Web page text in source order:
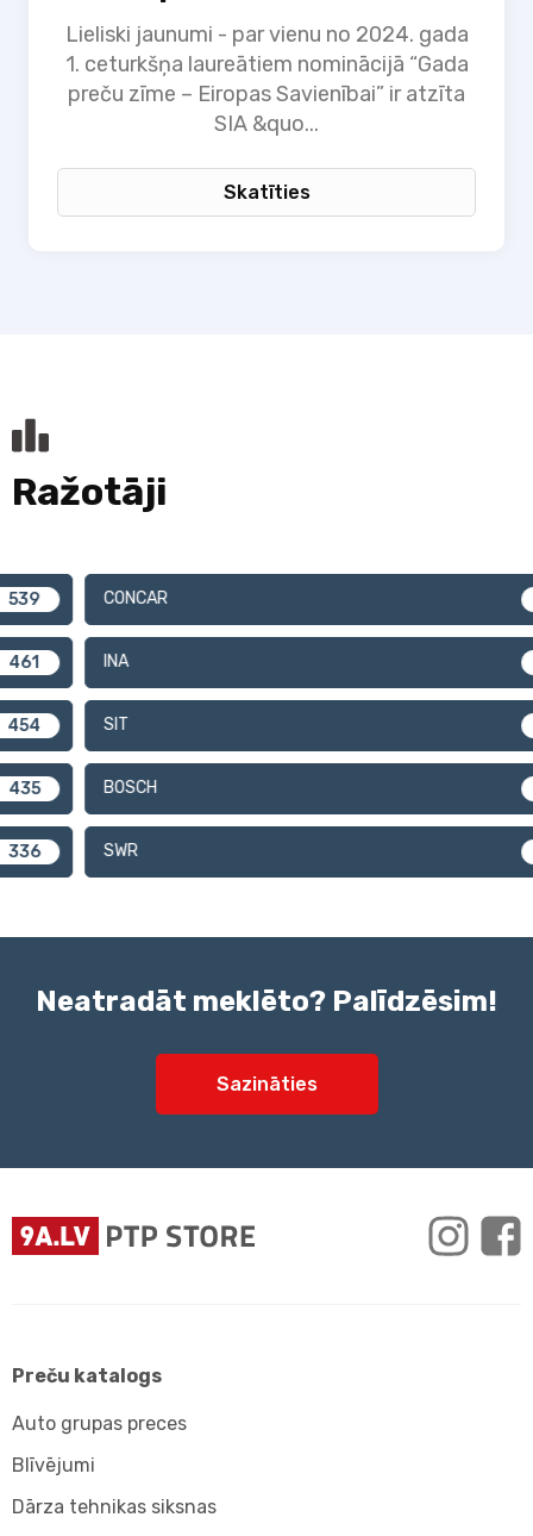
Lieliski jaunumi - par vienu no 2024. gada
1. ceturkšņa laureātiem nominācijā “Gada
preču zīme – Eiropas Savienībai” ir atzīta
SIA &quo...
Skatīties
Ražotāji
CONCAR
INA
SIT
BOSCH
SWR
Neatradāt meklēto? Palīdzēsim!
Sazināties
Preču katalogs
Auto grupas preces
Blīvējumi
Dārza tehnikas siksnas